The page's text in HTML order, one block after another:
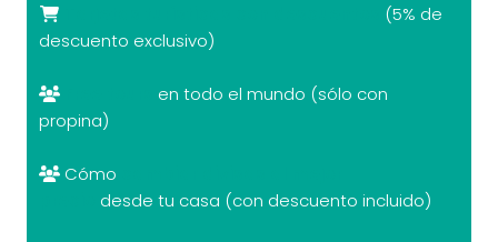
(5% de
descuento exclusivo)
en todo el mundo (sólo con
propina)
Cómo
desde tu casa (con descuento incluido)